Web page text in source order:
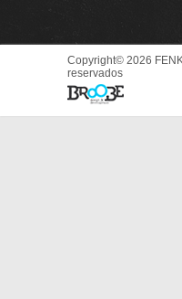
Copyright© 2026
reservados